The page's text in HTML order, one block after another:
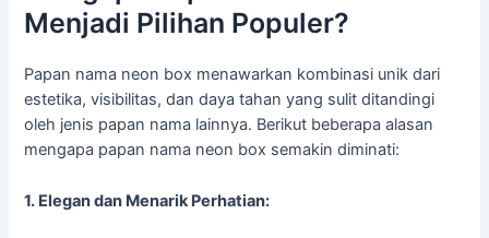
Menjadi Pilihan Populer?
Papan nama neon box menawarkan kombinasi unik dari
estetika, visibilitas, dan daya tahan yang sulit ditandingi
oleh jenis papan nama lainnya. Berikut beberapa alasan
mengapa papan nama neon box semakin diminati:
1. Elegan dan Menarik Perhatian: